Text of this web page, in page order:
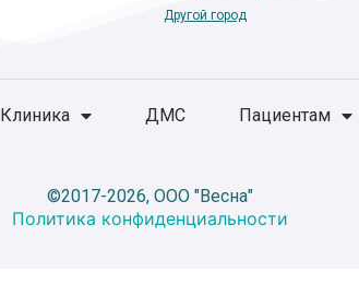
Другой город
Клиника ДМС Пациентам
©2017-2026, ООО "Весна"
Политика конфиденциальности